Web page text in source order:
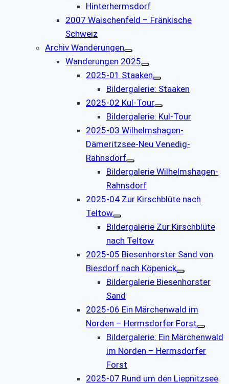
Hinterhermsdorf
2007 Waischenfeld – Fränkische
Schweiz
Archiv Wanderungen
Wanderungen 2025
2025-01 Staaken
Bildergalerie: Staaken
2025-02 Kul-Tour
Bildergalerie: Kul-Tour
2025-03 Wilhelmshagen-
Dämeritzsee-Neu Venedig-
Rahnsdorf
Bildergalerie Wilhelmshagen-
Rahnsdorf
2025-04 Zur Kirschblüte nach
Teltow
Bildergalerie Zur Kirschblüte
nach Teltow
2025-05 Biesenhorster Sand von
Biesdorf nach Köpenick
Bildergalerie Biesenhorster
Sand
2025-06 Ein Märchenwald im
Norden – Hermsdorfer Forst
Bildergalerie: Ein Märchenwald
im Norden – Hermsdorfer
Forst
2025-07 Rund um den Liepnitzsee